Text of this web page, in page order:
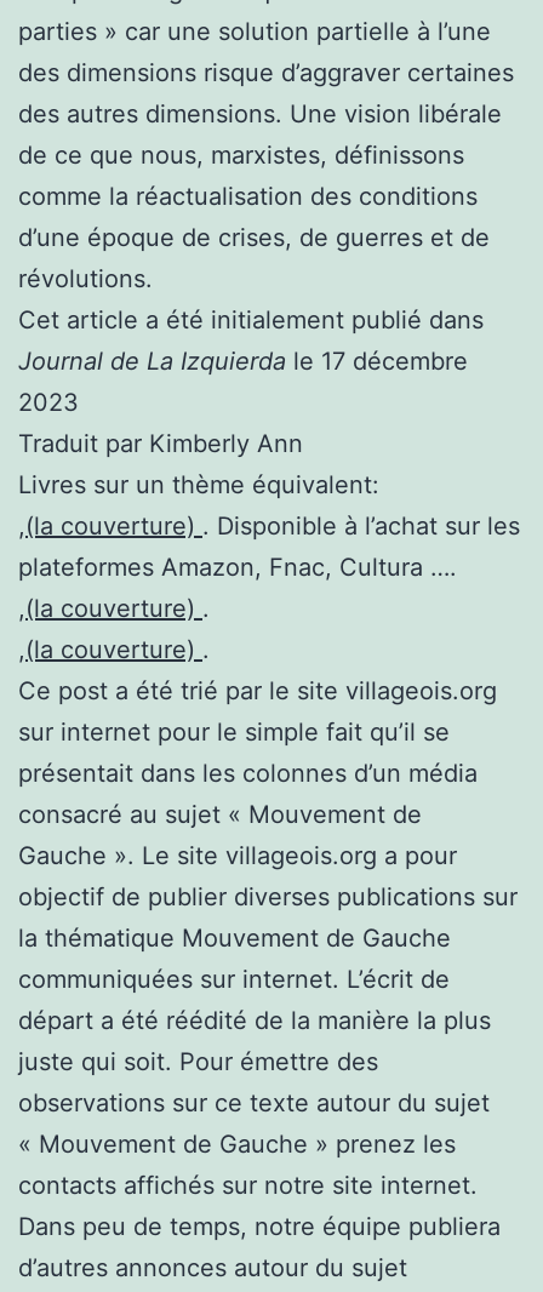
parties » car une solution partielle à l’une
des dimensions risque d’aggraver certaines
des autres dimensions. Une vision libérale
de ce que nous, marxistes, définissons
comme la réactualisation des conditions
d’une époque de crises, de guerres et de
révolutions.
Cet article a été initialement publié dans
Journal de La Izquierda le 17 décembre
2023
Traduit par Kimberly Ann
Livres sur un thème équivalent:
,(la couverture) . Disponible à l’achat sur les
plateformes Amazon, Fnac, Cultura ….
,(la couverture) .
,(la couverture) .
Ce post a été trié par le site villageois.org
sur internet pour le simple fait qu’il se
présentait dans les colonnes d’un média
consacré au sujet « Mouvement de
Gauche ». Le site villageois.org a pour
objectif de publier diverses publications sur
la thématique Mouvement de Gauche
communiquées sur internet. L’écrit de
départ a été réédité de la manière la plus
juste qui soit. Pour émettre des
observations sur ce texte autour du sujet
« Mouvement de Gauche » prenez les
contacts affichés sur notre site internet.
Dans peu de temps, notre équipe publiera
d’autres annonces autour du sujet